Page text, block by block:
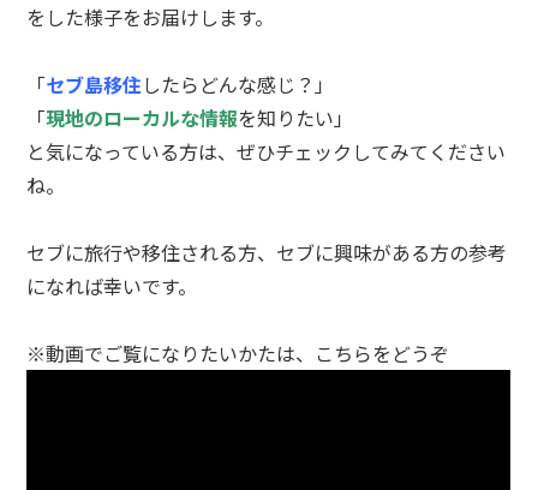
をした様子をお届けします。
「セブ島移住したらどんな感じ？」
「現地のローカルな情報を知りたい」
と気になっている方は、ぜひチェックしてみてください
ね。
セブに旅行や移住される方、セブに興味がある方の参考
になれば幸いです。
※動画でご覧になりたいかたは、こちらをどうぞ